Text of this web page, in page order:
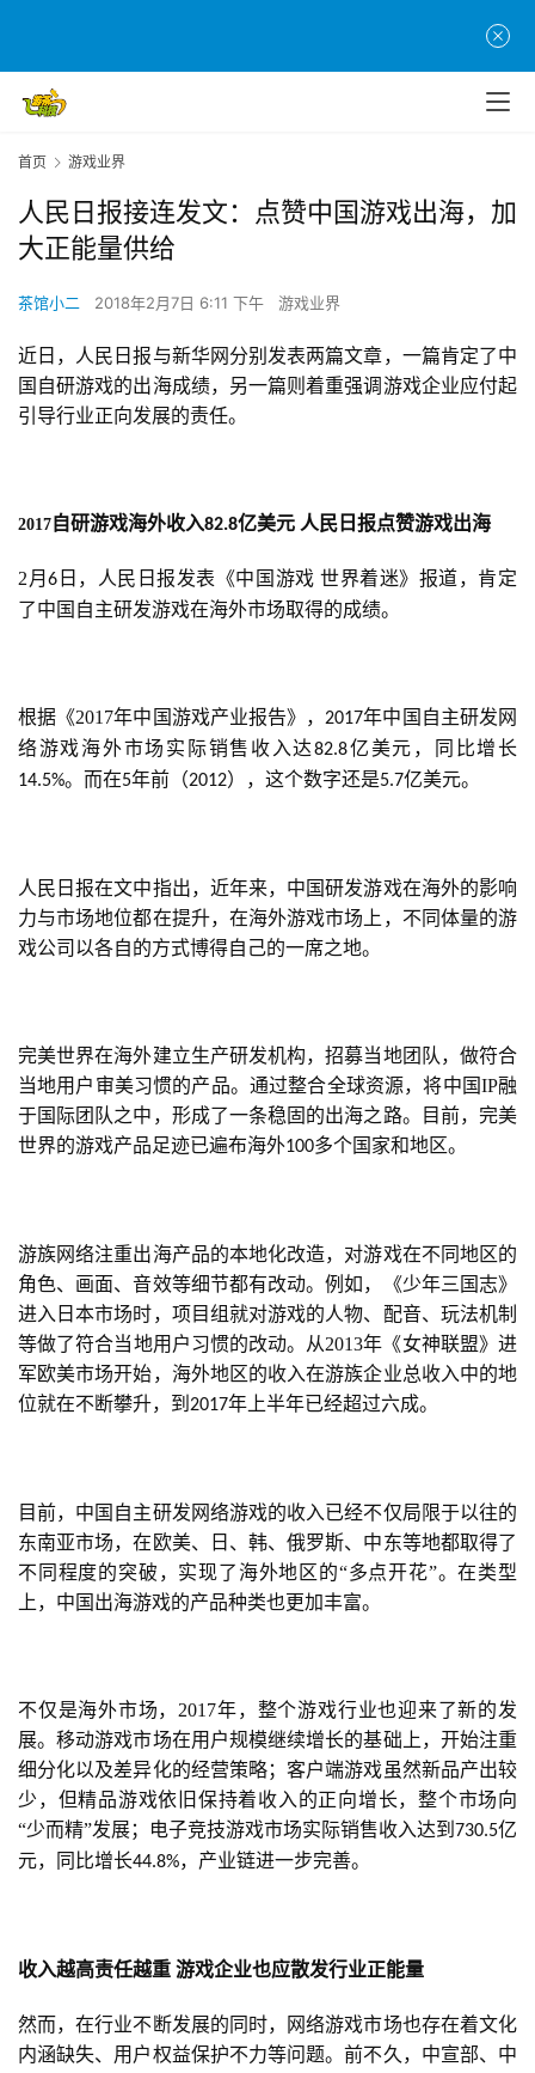
首
茶
原
创
业
界
手
机
游
机
游
戏
首页 游戏业界
人民日报接连发文：点赞中国游戏出海，加
大正能量供给
茶馆小二 2018年2月7日 6:11 下午 游戏业界
近日，人民日报与新华网分别发表两篇文章，一篇肯定了中
国自研游戏的出海成绩，另一篇则着重强调游戏企业应付起
引导行业正向发展的责任。
2017 自研游戏海外收入82.8亿美元 人民日报点赞游戏出海
2月6 日，人民日报发表《中国游戏 世界着迷》报道，肯定
了中国自主研发游戏在海外市场取得的成绩。
根据《2017年中国游戏产业报告》， 2017年中国自主研发网
络游戏海外市场实际销售收入达82.8亿美元，同比增长
14.5%。而在5年前（2012），这个数字还是5.7亿美元。
人民日报在文中指出，近年来，中国研发游戏在海外的影响
力与市场地位都在提升，在海外游戏市场上，不同体量的游
戏公司以各自的方式博得自己的一席之地。
完美世界在海外建立生产研发机构，招募当地团队，做符合
当地用户审美习惯的产品。通过整合全球资源，将中国IP融
于国际团队之中，形成了一条稳固的出海之路。目前，完美
世界的游戏产品足迹已遍布海外100多个国家和地区。
游族网络注重出海产品的本地化改造，对游戏在不同地区的
角色、画面、音效等细节都有改动。例如，《少年三国志》
进入日本市场时，项目组就对游戏的人物、配音、玩法机制
等做了符合当地用户习惯的改动。从2013年《女神联盟》进
军欧美市场开始，海外地区的收入在游族企业总收入中的地
位就在不断攀升，到 2017年上半年已经超过六成。
目前，中国自主研发网络游戏的收入已经不仅局限于以往的
东南亚市场，在欧美、日、韩、俄罗斯、中东等地都取得了
不同程度的突破，实现了海外地区的“多点开花”。在类型
上，中国出海游戏的产品种类也更加丰富。
不仅是海外市场，2017年，整个游戏行业也迎来了新的发
展。移动游戏市场在用户规模继续增长的基础上，开始注重
细分化以及差异化的经营策略；客户端游戏虽然新品产出较
少，但精品游戏依旧保持着收入的正向增长，整个市场向
“少而精”发展；电子竞技游戏市场实际销售收入达到 730.5亿
元，同比增长44.8%，产业链进一步完善。
收入越高责任越重 游戏企业也应散发行业正能量
然而，在行业不断发展的同时，网络游戏市场也存在着文化
内涵缺失、用户权益保护不力等问题。前不久，中宣部、中